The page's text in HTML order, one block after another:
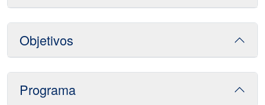
Objetivos
Programa